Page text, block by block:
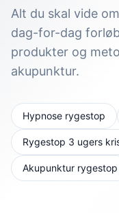
Alt du skal vide
dag-for-dag
produkter og
akupunktur.
Hypnose rygestop
Rygestop 3 ugers
Akupunktur rygestop